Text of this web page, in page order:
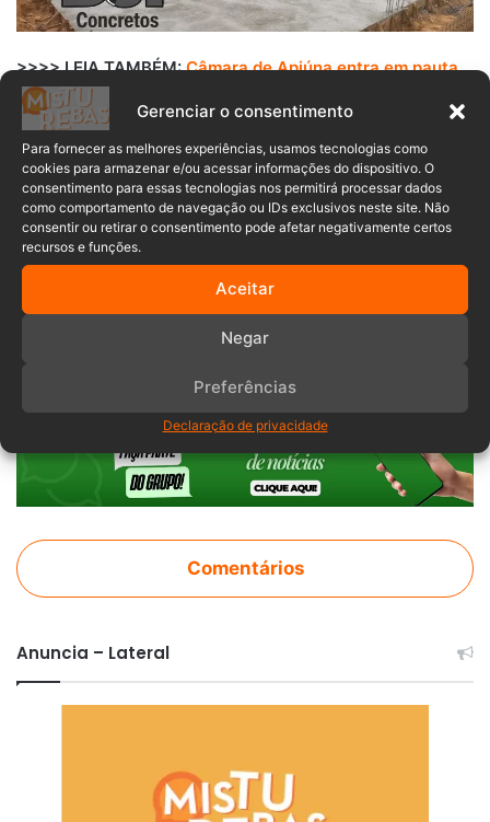
Gerenciar o consentimento
Para fornecer as melhores experiências, usamos tecnologias como
cookies para armazenar e/ou acessar informações do dispositivo. O
consentimento para essas tecnologias nos permitirá processar dados
como comportamento de navegação ou IDs exclusivos neste site. Não
consentir ou retirar o consentimento pode afetar negativamente certos
recursos e funções.
Aceitar
Negar
Preferências
Declaração de privacidade
>>>> LEIA TAMBÉM:Câmara de Apiúna entra em pauta
com projetos de doação, saúde mental e definição de
ruas
As sessões da Câmara seguem sendo transmitidas ao vivo
pelo YouTube, além das redes sociais oficiais do
Legislativo municipal.
Comentários
Anuncia – Lateral